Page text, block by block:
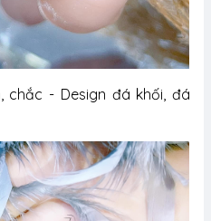
chắc - Design đá khối, đá